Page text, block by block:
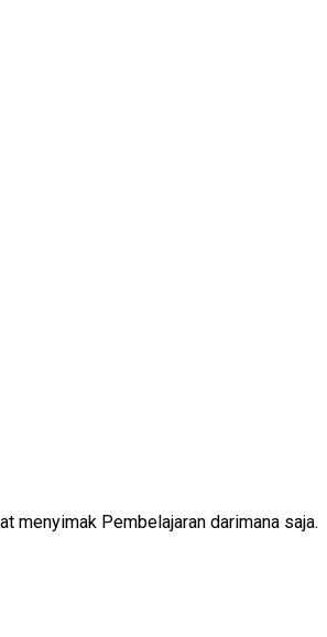
menyimak Pembelajaran darimana saja.